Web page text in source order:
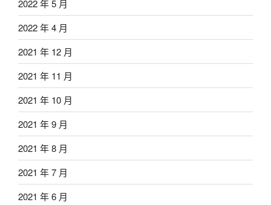
2022 年 5 月
2022 年 4 月
2021 年 12 月
2021 年 11 月
2021 年 10 月
2021 年 9 月
2021 年 8 月
2021 年 7 月
2021 年 6 月